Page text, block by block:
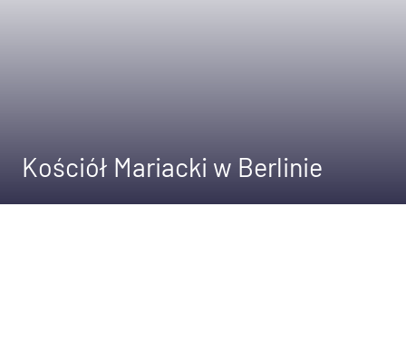
Kościół Mariacki w Berlinie